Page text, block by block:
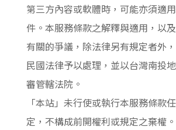
第三方內容或軟體時，可能亦須適
件。本服務條款之解釋與適用，以
有關的爭議，除法律另有規定者外
民國法律予以處理，並以台灣南投
審管轄法院。
「本站」未行使或執行本服務條款
定，不構成前開權利或規定之棄權